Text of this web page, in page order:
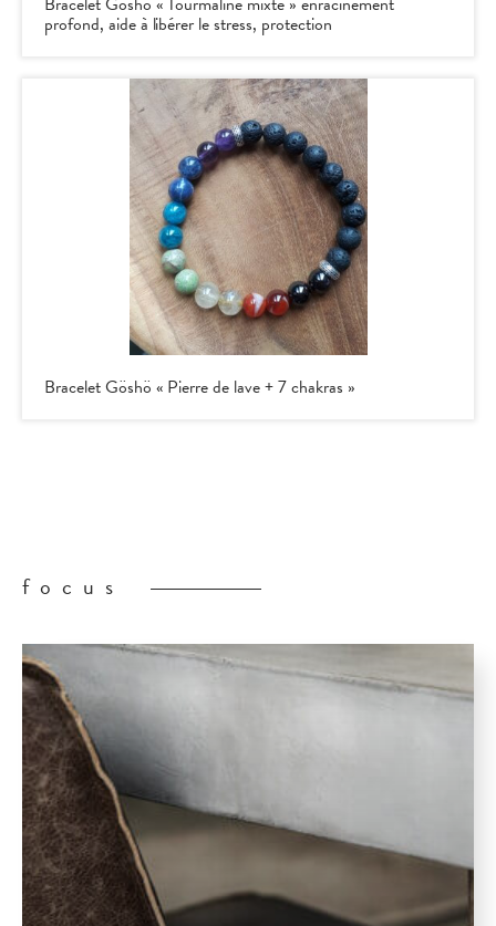
profond, aide à libérer le stress, protection
Bracelet Göshö « Pierre de lave + 7 chakras »
focus